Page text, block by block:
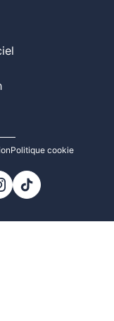
Politique cookie